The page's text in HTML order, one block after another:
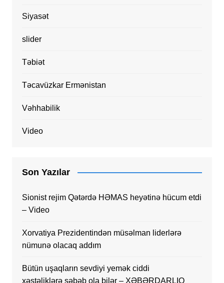
Siyasət
slider
Təbiət
Təcavüzkar Ermənistan
Vəhhabilik
Video
Son Yazılar
Sionist rejim Qətərdə HƏMAS heyətinə hücum etdi
– Video
Xorvatiya Prezidentindən müsəlman liderlərə
nümunə olacaq addım
Bütün uşaqların sevdiyi yemək ciddi
xəstəliklərə səbəb ola bilər – XƏBƏRDARLIQ